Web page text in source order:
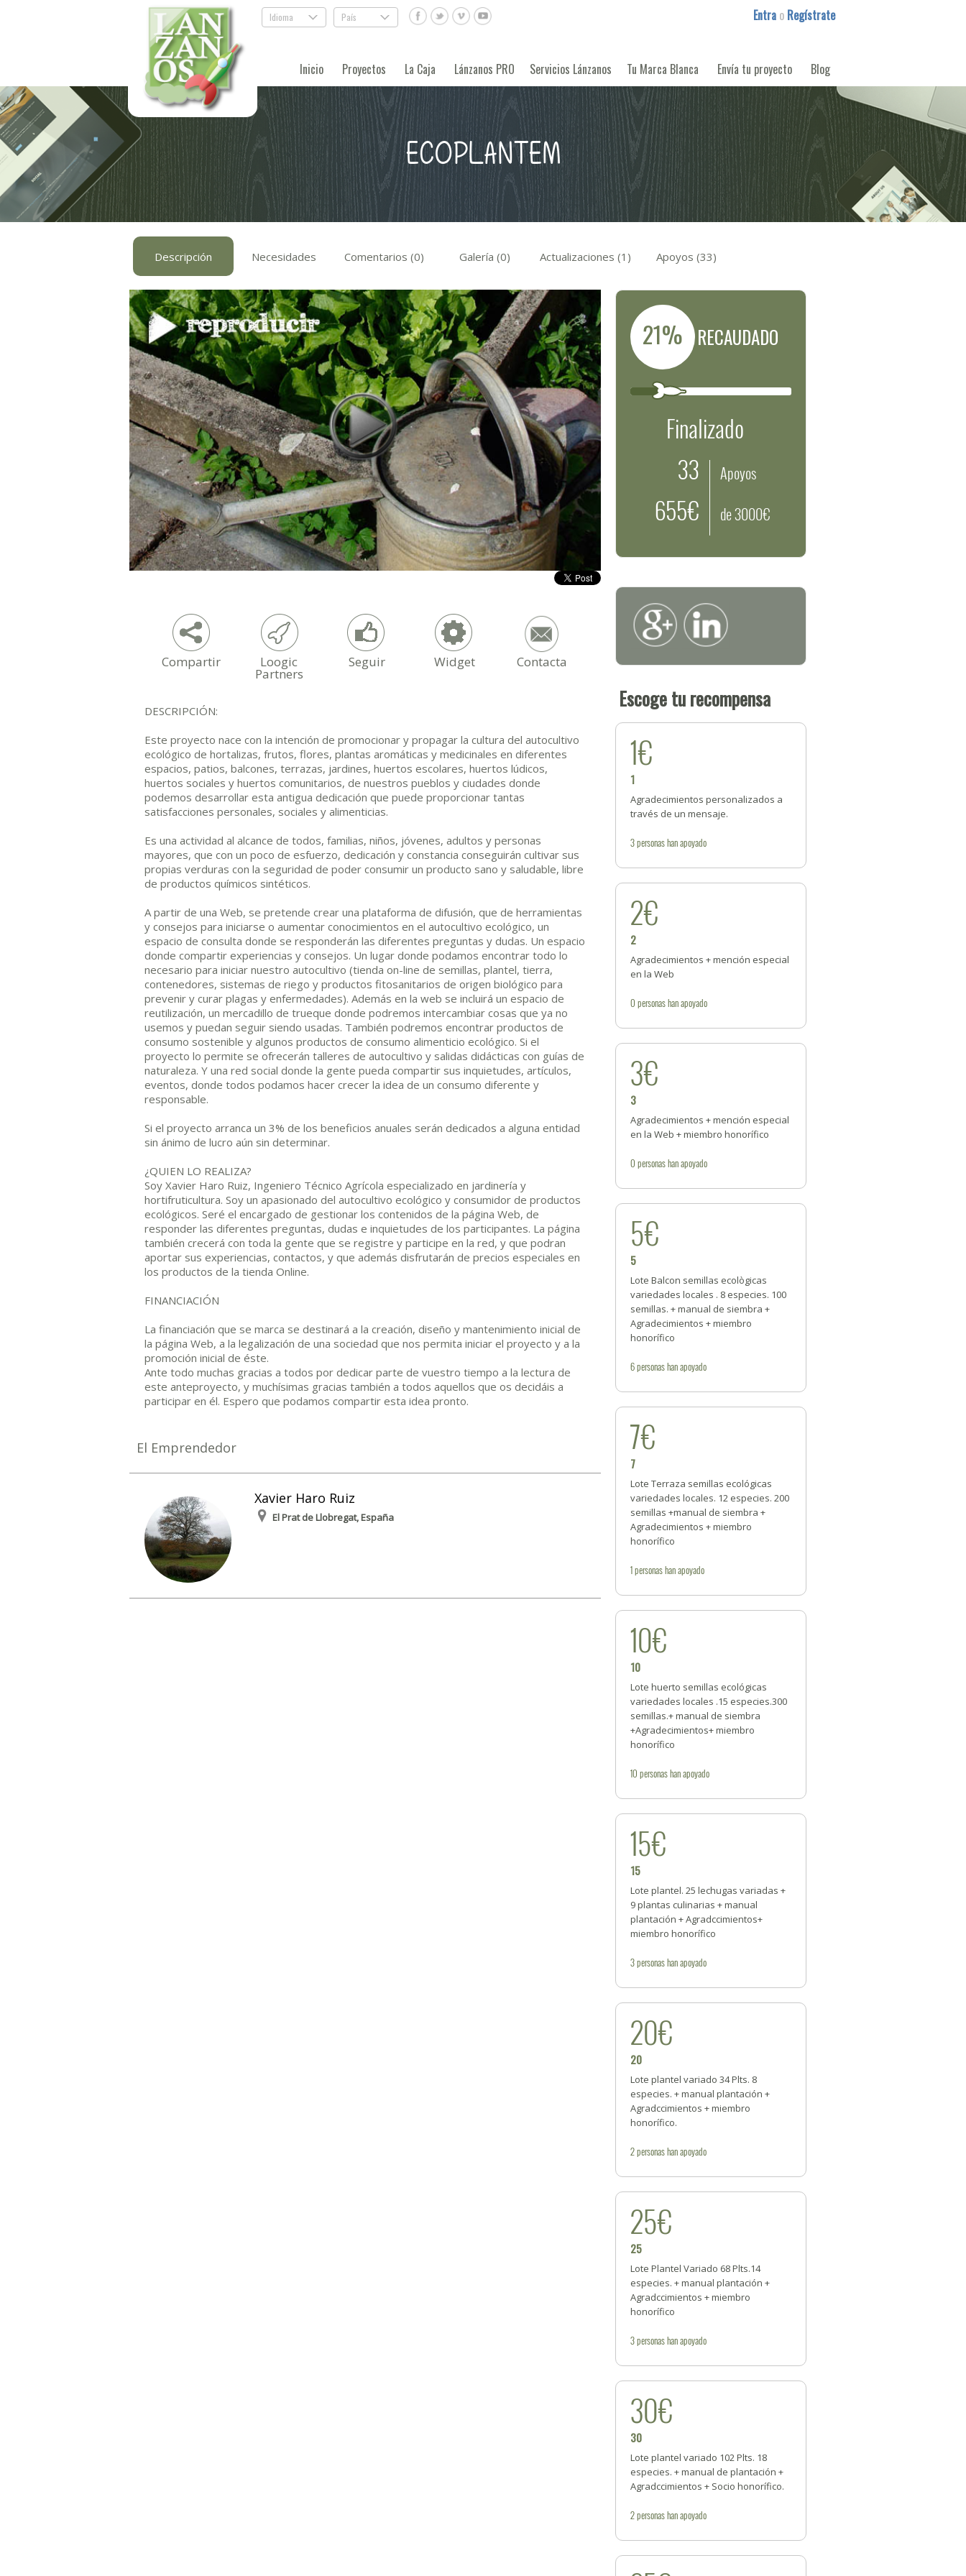
Idioma . País . Entra o Regístrate
Inicio Proyectos La Caja Lánzanos PRO Servicios Lánzanos Tu Marca Blanca Envía tu proyecto Blog
ECOPLANTEM
Descripción Necesidades Comentarios (0) Galería (0) Actualizaciones (1) Apoyos (33)
Compartir Loogic
Partners
Seguir Widget Contacta
DESCRIPCIÓN:
Este proyecto nace con la intención de promocionar y propagar la cultura del autocultivo
ecológico de hortalizas, frutos, flores, plantas aromáticas y medicinales en diferentes
espacios, patios, balcones, terrazas, jardines, huertos escolares, huertos lúdicos,
huertos sociales y huertos comunitarios, de nuestros pueblos y ciudades donde
podemos desarrollar esta antigua dedicación que puede proporcionar tantas
satisfacciones personales, sociales y alimenticias.
Es una actividad al alcance de todos, familias, niños, jóvenes, adultos y personas
mayores, que con un poco de esfuerzo, dedicación y constancia conseguirán cultivar sus
propias verduras con la seguridad de poder consumir un producto sano y saludable, libre
de productos químicos sintéticos.
A partir de una Web, se pretende crear una plataforma de difusión, que de herramientas
y consejos para iniciarse o aumentar conocimientos en el autocultivo ecológico, un
espacio de consulta donde se responderán las diferentes preguntas y dudas. Un espacio
donde compartir experiencias y consejos. Un lugar donde podamos encontrar todo lo
necesario para iniciar nuestro autocultivo (tienda on-line de semillas, plantel, tierra,
contenedores, sistemas de riego y productos fitosanitarios de origen biológico para
prevenir y curar plagas y enfermedades). Además en la web se incluirá un espacio de
reutilización, un mercadillo de trueque donde podremos intercambiar cosas que ya no
usemos y puedan seguir siendo usadas. También podremos encontrar productos de
consumo sostenible y algunos productos de consumo alimenticio ecológico. Si el
proyecto lo permite se ofrecerán talleres de autocultivo y salidas didácticas con guías de
naturaleza. Y una red social donde la gente pueda compartir sus inquietudes, artículos,
eventos, donde todos podamos hacer crecer la idea de un consumo diferente y
responsable.
Si el proyecto arranca un 3% de los beneficios anuales serán dedicados a alguna entidad
sin ánimo de lucro aún sin determinar.
¿QUIEN LO REALIZA?
Soy Xavier Haro Ruiz, Ingeniero Técnico Agrícola especializado en jardinería y
hortifruticultura. Soy un apasionado del autocultivo ecológico y consumidor de productos
ecológicos. Seré el encargado de gestionar los contenidos de la página Web, de
responder las diferentes preguntas, dudas e inquietudes de los participantes. La página
también crecerá con toda la gente que se registre y participe en la red, y que podran
aportar sus experiencias, contactos, y que además disfrutarán de precios especiales en
los productos de la tienda Online.
FINANCIACIÓN
La financiación que se marca se destinará a la creación, diseño y mantenimiento inicial de
la página Web, a la legalización de una sociedad que nos permita iniciar el proyecto y a la
promoción inicial de éste.
Ante todo muchas gracias a todos por dedicar parte de vuestro tiempo a la lectura de
este anteproyecto, y muchísimas gracias también a todos aquellos que os decidáis a
participar en él. Espero que podamos compartir esta idea pronto.
El Emprendedor
Xavier Haro Ruiz
El Prat de Llobregat, España
21% RECAUDADO
Finalizado
33
655€
Apoyos
de 3000€
Escoge tu recompensa
1€
1
Agradecimientos personalizados a
través de un mensaje.
3personashan apoyado
2€
2
Agradecimientos + mención especial
en la Web
0personashan apoyado
3€
3
Agradecimientos + mención especial
en la Web + miembro honorífico
0personashan apoyado
5€
5
Lote Balcon semillas ecològicas
variedades locales . 8 especies. 100
semillas. + manual de siembra +
Agradecimientos + miembro
honorífico
6personashan apoyado
7€
7
Lote Terraza semillas ecológicas
variedades locales. 12 especies. 200
semillas +manual de siembra +
Agradecimientos + miembro
honorífico
1personashan apoyado
10€
10
Lote huerto semillas ecológicas
variedades locales .15 especies.300
semillas.+ manual de siembra
+Agradecimientos+ miembro
honorífico
10personashan apoyado
15€
15
Lote plantel. 25 lechugas variadas +
9 plantas culinarias + manual
plantación + Agradccimientos+
miembro honorífico
3personashan apoyado
20€
20
Lote plantel variado 34 Plts. 8
especies. + manual plantación +
Agradccimientos + miembro
honorífico.
2personashan apoyado
25€
25
Lote Plantel Variado 68 Plts.14
especies. + manual plantación +
Agradccimientos + miembro
honorífico
3personashan apoyado
30€
30
Lote plantel variado 102 Plts. 18
especies. + manual de plantación +
Agradccimientos + Socio honorífico.
2personashan apoyado